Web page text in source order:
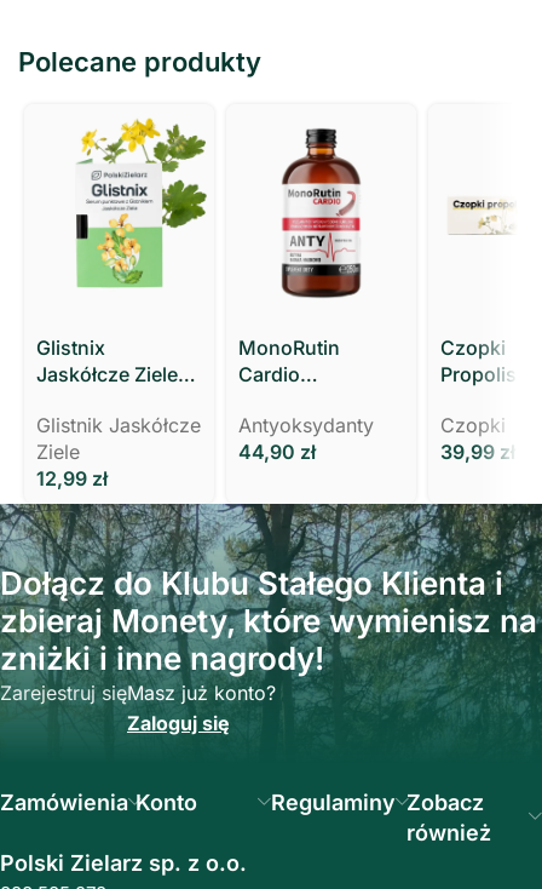
Polecane produkty
Glistnix
Jaskółcze Ziele
Modzele MOCNY
3 ml Polski Zielarz
Glistnik Jaskółcze
Ziele
12,99 zł
MonoRutin
Cardio
WYCIĄG Z ZIELA
RUTY
Antyoksydanty
44,90 zł
Czopki
Polski
Czopki
39,99 zł
Dołącz do Klubu Stałego Klienta i
zbieraj Monety, które wymienisz na
zniżki i inne nagrody!
Zarejestruj sięMasz już konto?
Zaloguj się
Zamówienia Konto Regulaminy Zobacz
również
Polski Zielarz sp. z o.o.